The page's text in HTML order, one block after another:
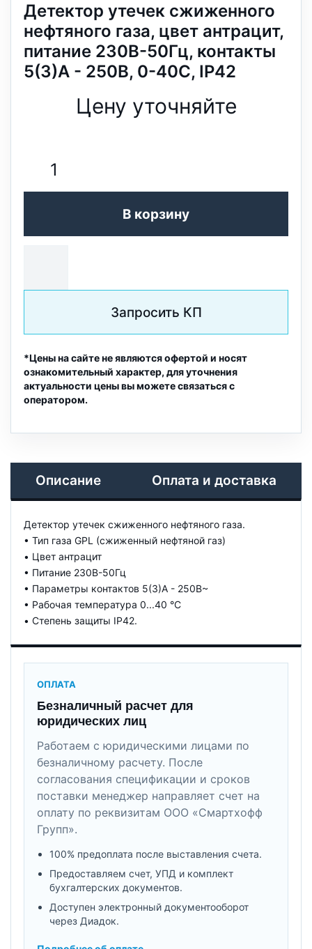
Детектор утечек сжиженного
нефтяного газа, цвет антрацит,
питание 230В-50Гц, контакты
5(3)A - 250В, 0-40C, IP42
Цену уточняйте
В корзину
Запросить КП
*Цены на сайте не являются офертой и носят
ознакомительный характер, для уточнения
актуальности цены вы можете связаться с
оператором.
Описание Оплата и доставка
Детектор утечек сжиженного нефтяного газа.
• Тип газа GPL (сжиженный нефтяной газ)
• Цвет антрацит
• Питание 230В-50Гц
• Параметры контактов 5(3)A - 250В~
• Рабочая температура 0...40 °C
• Степень защиты IP42.
ОПЛАТА
Безналичный расчет для
юридических лиц
Работаем с юридическими лицами по
безналичному расчету. После
согласования спецификации и сроков
поставки менеджер направляет счет на
оплату по реквизитам ООО «Смартхофф
Групп».
100% предоплата после выставления счета.
Предоставляем счет, УПД и комплект
бухгалтерских документов.
Доступен электронный документооборот
через Диадок.